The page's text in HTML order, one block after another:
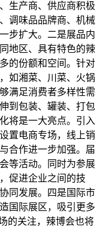
生产商、供应商积极
调味品品牌商、机械
步扩大。二是展品内
地区、具有特色的辣
的份额和空间。针对
如湘菜、川菜、火锅
满足消费者多样性需
到包装、罐装、打包
将是一大亮点。引入
置电商专场，线上销
合作进一步加强。届
等活动。同时为参展
促进企业之间的技
同发展。四是国际市
国际展区，吸引更多
的关注，辣博会也将